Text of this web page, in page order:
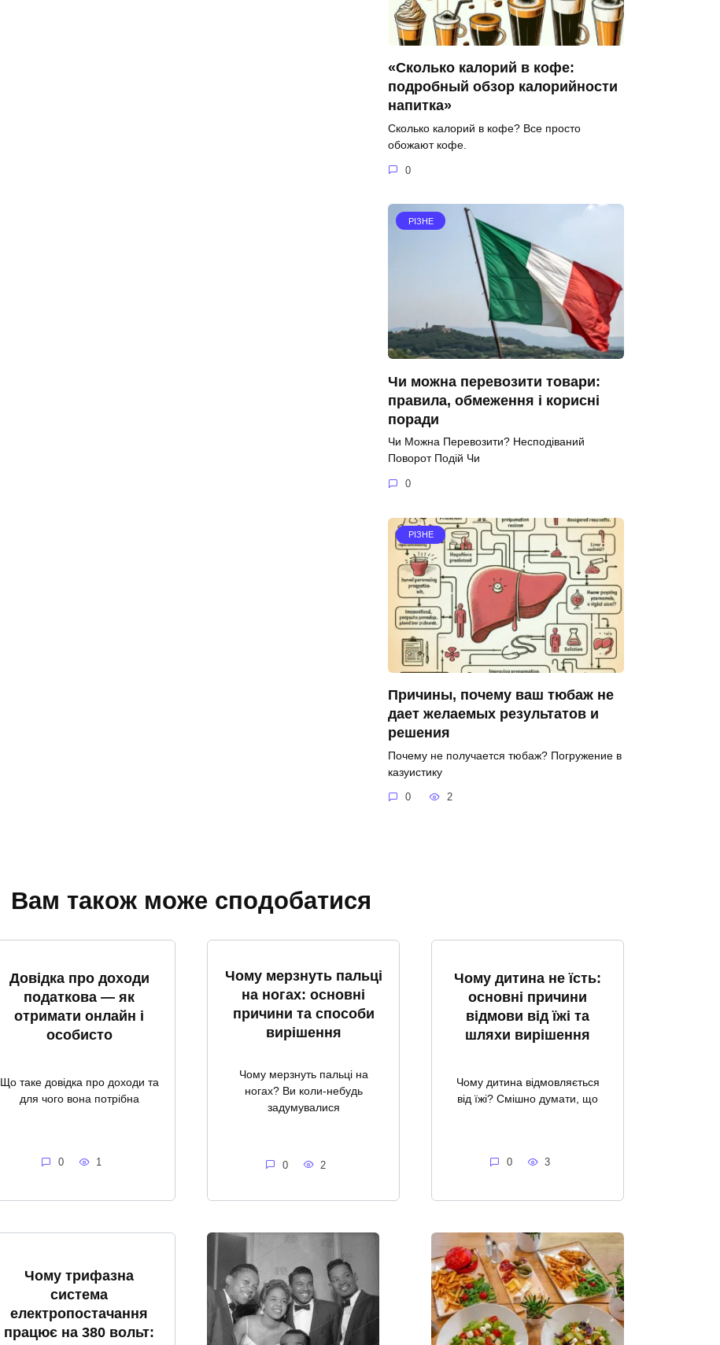
«Сколько калорий в кофе:
подробный обзор калорийности
напитка»
Сколько калорий в кофе? Все просто
обожают кофе.
0
РІЗНЕ
Чи можна перевозити товари:
правила, обмеження і корисні
поради
Чи Можна Перевозити? Несподіваний
Поворот Подій Чи
0
РІЗНЕ
Причины, почему ваш тюбаж не
дает желаемых результатов и
решения
Почему не получается тюбаж? Погружение в
казуистику
0 2
Вам також може сподобатися
Довідка про доходи
податкова — як
отримати онлайн і
особисто
Що таке довідка про доходи та
для чого вона потрібна
0 1
Чому мерзнуть пальці
на ногах: основні
причини та способи
вирішення
Чому мерзнуть пальці на
ногах? Ви коли-небудь
задумувалися
0 2
Чому дитина не їсть:
основні причини
відмови від їжі та
шляхи вирішення
Чому дитина відмовляється
від їжі? Смішно думати, що
0 3
Чому трифазна
система
електропостачання
працює на 380 вольт: